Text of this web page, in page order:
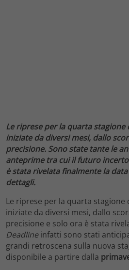
Le riprese per la quarta
iniziate da diversi mesi, dallo
precisione. Sono state tante le
anteprime tra cui il futuro
è stata rivelata finalmente la
dettagli.
Le riprese per la quarta stagione
iniziate da diversi mesi, dallo
precisione e solo ora è stata
Deadlineinfatti sono stati
grandi retroscena sulla nuova
disponibile a partire dalla